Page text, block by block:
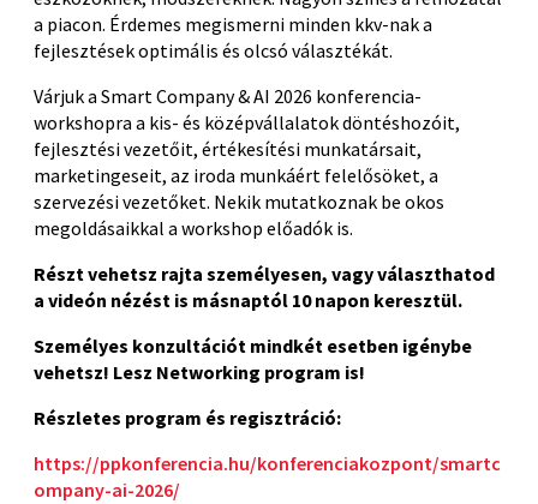
a piacon. Érdemes megismerni minden kkv-nak a
fejlesztések optimális és olcsó választékát.
Várjuk a Smart Company & AI 2026 konferencia-
workshopra a kis- és középvállalatok döntéshozóit,
fejlesztési vezetőit, értékesítési munkatársait,
marketingeseit, az iroda munkáért felelősöket, a
szervezési vezetőket. Nekik mutatkoznak be okos
megoldásaikkal a workshop előadók is.
Részt vehetsz rajta személyesen, vagy választhatod
a videón nézést is másnaptól 10 napon keresztül.
Személyes konzultációt mindkét esetben igénybe
vehetsz! Lesz Networking program is!
Részletes program és regisztráció:
https://ppkonferencia.hu/konferenciakozpont/smartc
ompany-ai-2026/